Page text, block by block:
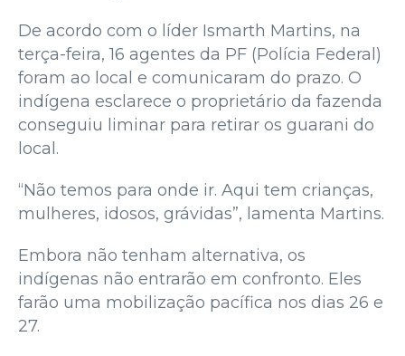
De acordo com o líder Ismarth Martins, na
terça-feira, 16 agentes da PF (Polícia Federal)
foram ao local e comunicaram do prazo. O
indígena esclarece o proprietário da fazenda
conseguiu liminar para retirar os guarani do
local.
“Não temos para onde ir. Aqui tem crianças,
mulheres, idosos, grávidas”, lamenta Martins.
Embora não tenham alternativa, os
indígenas não entrarão em confronto. Eles
farão uma mobilização pacífica nos dias 26 e
27.